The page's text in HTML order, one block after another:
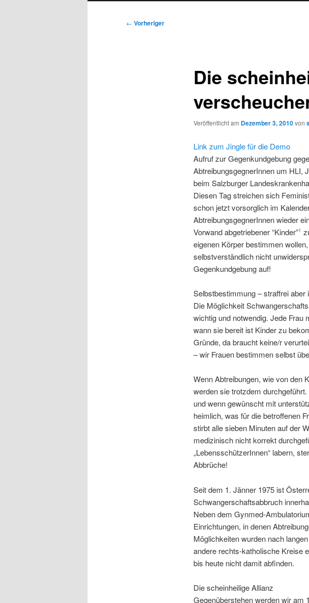
Beitragsnavigation
← Vorheriger
Die
Veröffentlicht am Dezember 3, 2010von
Link zum Jingle für die Demo
Aufruf zur Gegenkundgebung
AbtreibungsgegnerInnen um HLI,
beim Salzburger
Diesen Tag streichen sich
schon jetzt vorsorglich im
AbtreibungsgegnerInnen wieder
Vorwand abgetriebener “Kinder”1
eigenen Körper bestimmen
selbstverständlich nicht
Gegenkundgebung auf!
Selbstbestimmung – straffrei aber
Die Möglichkeit
wichtig und notwendig. Jede Frau
wann sie bereit ist Kinder zu
Gründe, da braucht keine/r
– wir Frauen bestimmen selbst
Wenn Abtreibungen, wie von den
werden sie trotzdem
und wenn gewünscht mit
heimlich, was für die betroffenen
stirbt alle sieben Minuten auf der
medizinisch nicht korrekt
„LebensschützerInnen“ labern,
Abbrüche!
Seit dem 1. Jänner 1975 ist
Schwangerschaftsabbruch
Neben dem Gynmed-
Einrichtungen, in denen
Möglichkeiten wurden nach
andere rechts-katholische Kreise
bis heute nicht damit abfinden.
Die scheinheilige Allianz
Gegenüberstehen werden wir am